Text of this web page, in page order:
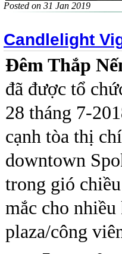
Posted on 31 Jan 2019
Candlelight
Đêm Thắp
đã được tổ
28 tháng 7-
cạnh tòa thị
downtown
trong gió
mắc cho
plaza/công